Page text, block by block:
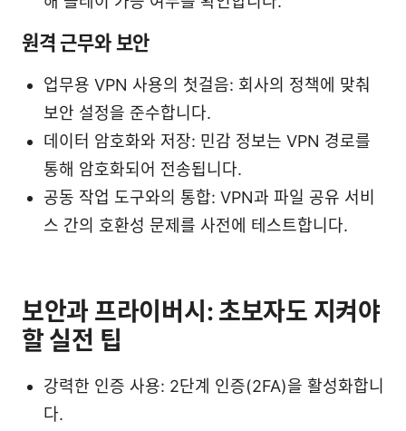
원격 근무와 보안
업무용 VPN 사용의 첫걸음: 회사의 정책에 맞춰
보안 설정을 준수합니다.
데이터 암호화와 저장: 민감 정보는 VPN 경로를
통해 암호화되어 전송됩니다.
공동 작업 도구와의 통합: VPN과 파일 공유 서비
스 간의 호환성 문제를 사전에 테스트합니다.
보안과 프라이버시: 초보자도 지켜야
할 실전 팁
강력한 인증 사용: 2단계 인증(2FA)을 활성화합니
다.